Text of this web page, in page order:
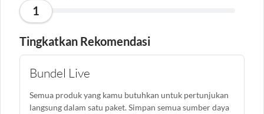
1
Tingkatkan Rekomendasi
Bundel Live
Semua produk yang kamu butuhkan untuk pertunjukan
langsung dalam satu paket. Simpan semua sumber daya